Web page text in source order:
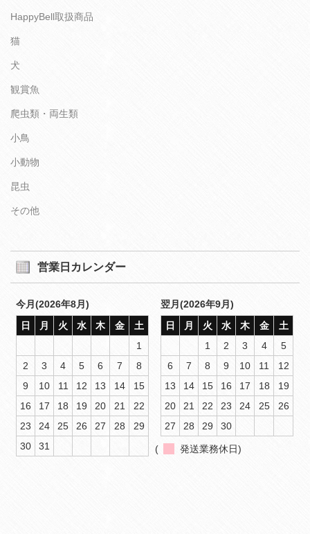
HappyBell取扱商品
猫
犬
観賞魚
爬虫類・両生類
小鳥
小動物
昆虫
その他
営業日カレンダー
今月(2026年8月)
日
月 火 水 木 金
土
1
2
3 4 5 6 7
8
9
10 11 12 13 14
15
16
17 18 19 20 21
22
23
24 25 26 27 28
29
30
31
翌月(2026年9月)
日
月 火 水 木 金
土
1
2 3 4
5
6
7 8 9 10 11
12
13
14 15 16 17 18
19
20
21 22 23 24 25
26
27
28 29 30
( 発送業務休日)